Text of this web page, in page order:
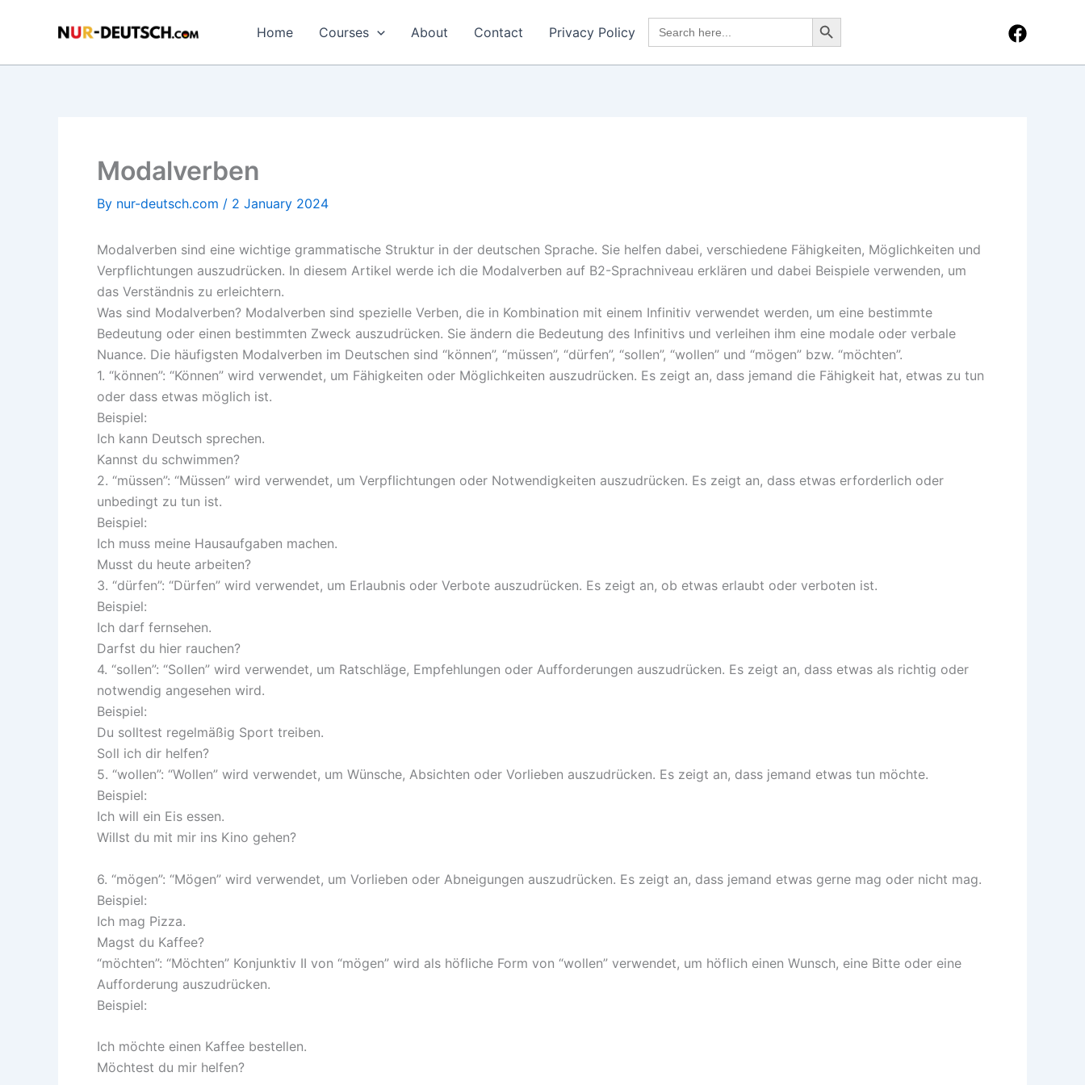
Home Courses About Contact Privacy Policy
Search
for:
Search Button
Modalverben
By nur-deutsch.com / 2 January 2024
Modalverben sind eine wichtige grammatische Struktur in der deutschen Sprache. Sie helfen dabei, verschiedene Fähigkeiten, Möglichkeiten und
Verpflichtungen auszudrücken. In diesem Artikel werde ich die Modalverben auf B2-Sprachniveau erklären und dabei Beispiele verwenden, um
das Verständnis zu erleichtern.
Was sind Modalverben? Modalverben sind spezielle Verben, die in Kombination mit einem Infinitiv verwendet werden, um eine bestimmte
Bedeutung oder einen bestimmten Zweck auszudrücken. Sie ändern die Bedeutung des Infinitivs und verleihen ihm eine modale oder verbale
Nuance. Die häufigsten Modalverben im Deutschen sind “können”, “müssen”, “dürfen”, “sollen”, “wollen” und “mögen” bzw. “möchten”.
1. “können”: “Können” wird verwendet, um Fähigkeiten oder Möglichkeiten auszudrücken. Es zeigt an, dass jemand die Fähigkeit hat, etwas zu tun
oder dass etwas möglich ist.
Beispiel:
Ich kann Deutsch sprechen.
Kannst du schwimmen?
2. “müssen”: “Müssen” wird verwendet, um Verpflichtungen oder Notwendigkeiten auszudrücken. Es zeigt an, dass etwas erforderlich oder
unbedingt zu tun ist.
Beispiel:
Ich muss meine Hausaufgaben machen.
Musst du heute arbeiten?
3. “dürfen”: “Dürfen” wird verwendet, um Erlaubnis oder Verbote auszudrücken. Es zeigt an, ob etwas erlaubt oder verboten ist.
Beispiel:
Ich darf fernsehen.
Darfst du hier rauchen?
4. “sollen”: “Sollen” wird verwendet, um Ratschläge, Empfehlungen oder Aufforderungen auszudrücken. Es zeigt an, dass etwas als richtig oder
notwendig angesehen wird.
Beispiel:
Du solltest regelmäßig Sport treiben.
Soll ich dir helfen?
5. “wollen”: “Wollen” wird verwendet, um Wünsche, Absichten oder Vorlieben auszudrücken. Es zeigt an, dass jemand etwas tun möchte.
Beispiel:
Ich will ein Eis essen.
Willst du mit mir ins Kino gehen?
6. “mögen”: “Mögen” wird verwendet, um Vorlieben oder Abneigungen auszudrücken. Es zeigt an, dass jemand etwas gerne mag oder nicht mag.
Beispiel:
Ich mag Pizza.
Magst du Kaffee?
“möchten”: “Möchten” Konjunktiv II von “mögen” wird als höfliche Form von “wollen” verwendet, um höflich einen Wunsch, eine Bitte oder eine
Aufforderung auszudrücken.
Beispiel:
Ich möchte einen Kaffee bestellen.
Möchtest du mir helfen?